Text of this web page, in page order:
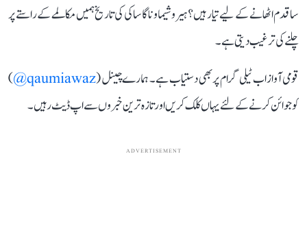
سا قدم اٹھانے کے لیے تیار ہیں؟ ہیروشیما و ناگاساکی کی تاریخ ہمیں مکالمے کے راستے پر
چلنے کی ترغیب دیتی ہے۔
قومی آواز اب ٹیلی گرام پر بھی دستیاب ہے۔ ہمارے چینل (qaumiawaz@
)
کو جوائن کرنے کے لئے یہاں کلک کریں اور تازہ ترین خبروں سے اپ ڈیٹ رہیں۔
ADVERTISEMENT